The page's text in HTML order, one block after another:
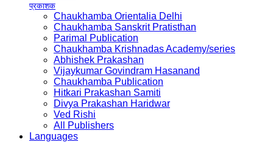
प्रकाशक
Chaukhamba Orientalia Delhi
Chaukhamba Sanskrit Pratisthan
Parimal Publication
Chaukhamba Krishnadas Academy/series
Abhishek Prakashan
Vijaykumar Govindram Hasanand
Chaukhamba Publication
Hitkari Prakashan Samiti
Divya Prakashan Haridwar
Ved Rishi
All Publishers
Languages